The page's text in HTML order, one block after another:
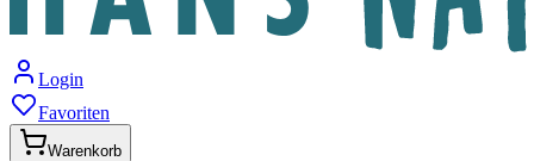
Login
Favoriten
Warenkorb